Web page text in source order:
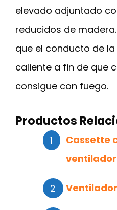
elevado adjuntado
reducidos de
que el conducto de
caliente a fin de que
consigue con fuego.
Productos
Cassette
ventilador